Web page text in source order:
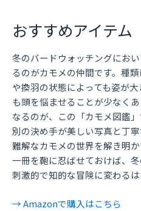
おすすめアイテム
冬のバードウォッチングにお
るのがカモメの仲間です。種
や換羽の状態によっても姿が
も頭を悩ませることが少なく
なるのが、この「カモメ図鑑
別の決め手が美しい写真と丁
難解なカモメの世界を解き明
一冊を鞄に忍ばせておけば、
刺激的で知的な冒険に変わるは
→ Amazonで購入はこちら